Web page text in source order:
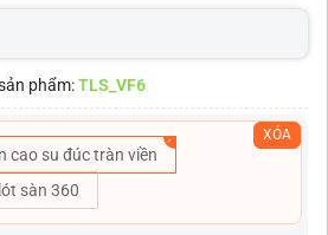
phẩm:TLS_VF6
cao su đúc tràn viền
sàn 360
XÓA